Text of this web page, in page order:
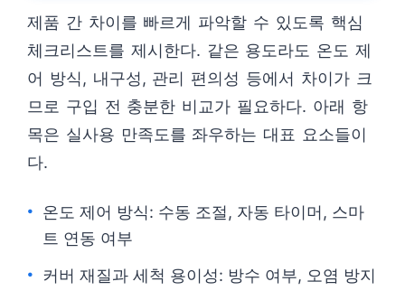
제품 간 차이를 빠르게 파악할 수 있도록 핵심
체크리스트를 제시한다. 같은 용도라도 온도 제
어 방식, 내구성, 관리 편의성 등에서 차이가 크
므로 구입 전 충분한 비교가 필요하다. 아래 항
목은 실사용 만족도를 좌우하는 대표 요소들이
다.
온도 제어 방식: 수동 조절, 자동 타이머, 스마
트 연동 여부
커버 재질과 세척 용이성: 방수 여부, 오염 방지